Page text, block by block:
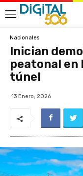
Nacionales
Inician
peatonal en
túnel
13 Enero, 2026